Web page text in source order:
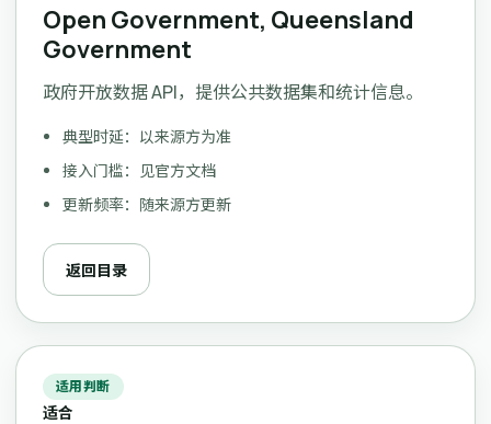
Open Government, Queensland
Government
政府开放数据 API，提供公共数据集和统计信息。
典型时延：以来源方为准
接入门槛：见官方文档
更新频率：随来源方更新
返回目录
适用判断
适合